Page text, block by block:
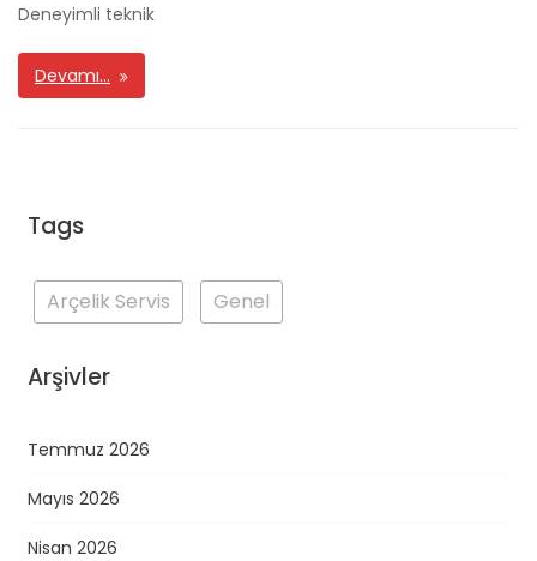
Deneyimli teknik
Devamı…
Tags
Arçelik Servis Genel
Arşivler
Temmuz 2026
Mayıs 2026
Nisan 2026